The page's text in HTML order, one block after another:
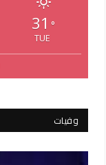
31 °
TUE
وفيات